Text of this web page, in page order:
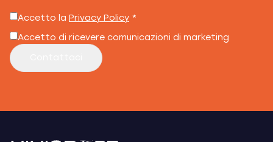
Accetto la Privacy Policy *
Accetto di ricevere comunicazioni di marketing